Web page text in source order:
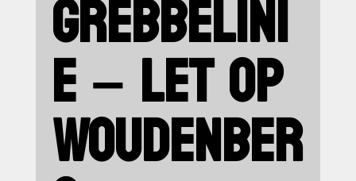
GREBBELINI
E – LET OP
WOUDENBER